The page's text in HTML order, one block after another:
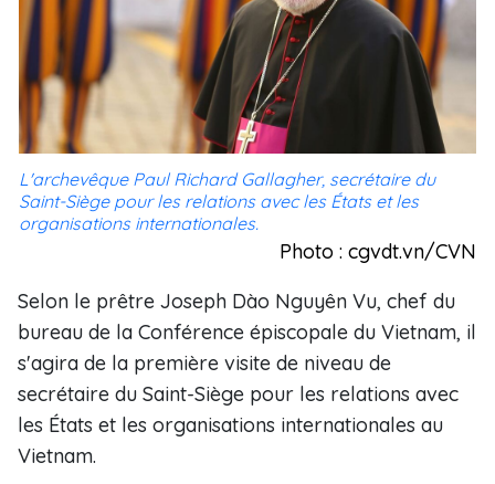
L'archevêque Paul Richard Gallagher, secrétaire du
Saint-Siège pour les relations avec les États et les
organisations internationales.
Photo : cgvdt.vn/CVN
Selon le prêtre Joseph Dào Nguyên Vu, chef du
bureau de la Conférence épiscopale du Vietnam, il
s'agira de la première visite de niveau de
secrétaire du Saint-Siège pour les relations avec
les États et les organisations internationales au
Vietnam.